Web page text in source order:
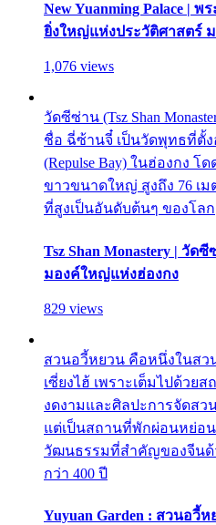
New Yuanming Palace |
ยิ่งใหญ่แห่งประวัติศาสตร์
1,076 views
วัดซีซ่าน (Tsz Shan
ชื่อ ฉี่ซ้านจี๋ เป็นวัดพุทธที่ตั้
(Repulse Bay) ในฮ่องกง
ขาวขนาดใหญ่ สูงถึง 76 เ
ที่สูงเป็นอันดับต้นๆ ของโลก
Tsz Shan Monastery | วั
มองค์ใหญ่แห่งฮ่องกง
829 views
สวนอวี้หยวน คือหนึ่งในส
เซี่ยงไฮ้ เพราะเต็มไปด้ว
งดงามและศิลปะการจัดส
แต่เป็นสถานที่พักผ่อนหย่อ
วัฒนธรรมที่สำคัญของจีนด้
กว่า 400 ปี
Yuyuan Garden : สวนอวี้